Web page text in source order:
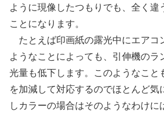
ように現像したつもりでも、全く違
ことになります。
たとえば印画紙の露光中にエアコ
ようなことによっても、引伸機のラ
光量も低下します。このようなこと
を加減して対応するのでほとんど気
しカラーの場合はそのようなわけに